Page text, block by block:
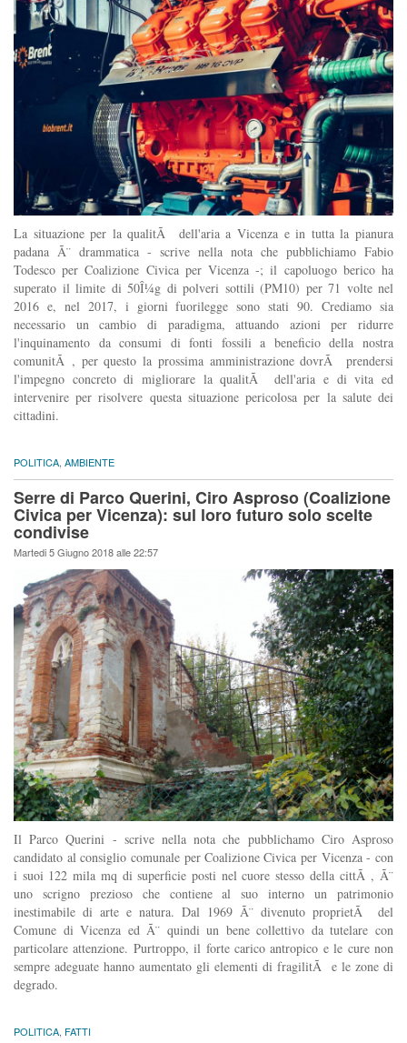
La situazione per la qualitÃ dell'aria a Vicenza e in tutta la pianura
padana Ã¨ drammatica - scrive nella nota che pubblichiamo Fabio
Todesco per Coalizione Civica per Vicenza -; il capoluogo berico ha
superato il limite di 50Î¼g di polveri sottili (PM10) per 71 volte nel
2016 e, nel 2017, i giorni fuorilegge sono stati 90. Crediamo sia
necessario un cambio di paradigma, attuando azioni per ridurre
l'inquinamento da consumi di fonti fossili a beneficio della nostra
comunitÃ , per questo la prossima amministrazione dovrÃ prendersi
l'impegno concreto di migliorare la qualitÃ dell'aria e di vita ed
intervenire per risolvere questa situazione pericolosa per la salute dei
cittadini.
POLITICA AMBIENTE
Serre di Parco Querini, Ciro Asproso (Coalizione
Civica per Vicenza): sul loro futuro solo scelte
condivise
Martedi 5 Giugno 2018 alle 22:57
Il Parco Querini - scrive nella nota che pubblichamo Ciro Asproso
candidato al consiglio comunale per Coalizione Civica per Vicenza - con
i suoi 122 mila mq di superficie posti nel cuore stesso della cittÃ , Ã¨
uno scrigno prezioso che contiene al suo interno un patrimonio
inestimabile di arte e natura. Dal 1969 Ã¨ divenuto proprietÃ del
Comune di Vicenza ed Ã¨ quindi un bene collettivo da tutelare con
particolare attenzione. Purtroppo, il forte carico antropico e le cure non
sempre adeguate hanno aumentato gli elementi di fragilitÃ e le zone di
degrado.
POLITICA FATTI